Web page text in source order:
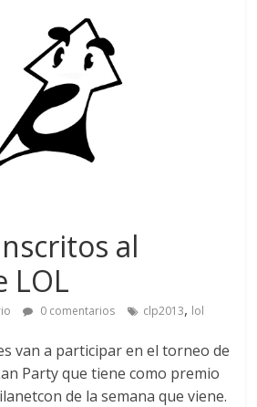
al
LOL
0 comentarios clp2013, lol
van a participar en el torneo de
Party que tiene como premio
de la semana que viene.